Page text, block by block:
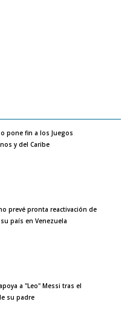
pone fin a los Juegos
y del Caribe
prevé pronta reactivación de
país en Venezuela
a "Leo" Messi tras el
su padre